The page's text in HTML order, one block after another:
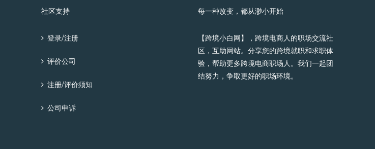
社区支持
登录/注册
评价公司
注册/评价须知
公司申诉
每一种改变，都从渺小开始
【跨境小白网】，跨境电商人的职场交流社
区，互助网站。分享您的跨境就职和求职体
验，帮助更多跨境电商职场人。我们一起团
结努力，争取更好的职场环境。